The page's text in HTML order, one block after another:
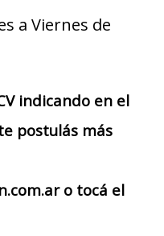
a Viernes de
indicando en el
postulás más
o tocá el